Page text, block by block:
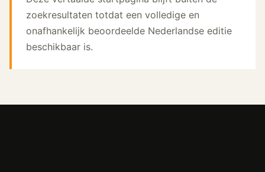
zoekresultaten totdat een volledige en
onafhankelijk beoordeelde Nederlandse editie
beschikbaar is.